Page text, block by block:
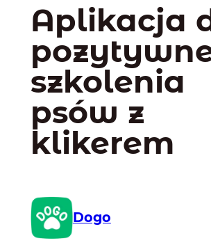
Aplikacja
szkolenia
psów z
klikerem
Dogo